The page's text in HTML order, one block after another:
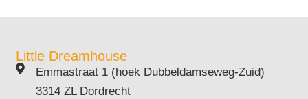
Little Dreamhouse
Emmastraat 1 (hoek Dubbeldamseweg-Zuid)
3314 ZL Dordrecht